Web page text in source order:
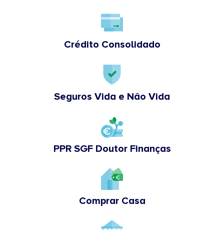
Crédito Consolidado
Seguros Vida e Não Vida
PPR SGF Doutor Finanças
Comprar Casa